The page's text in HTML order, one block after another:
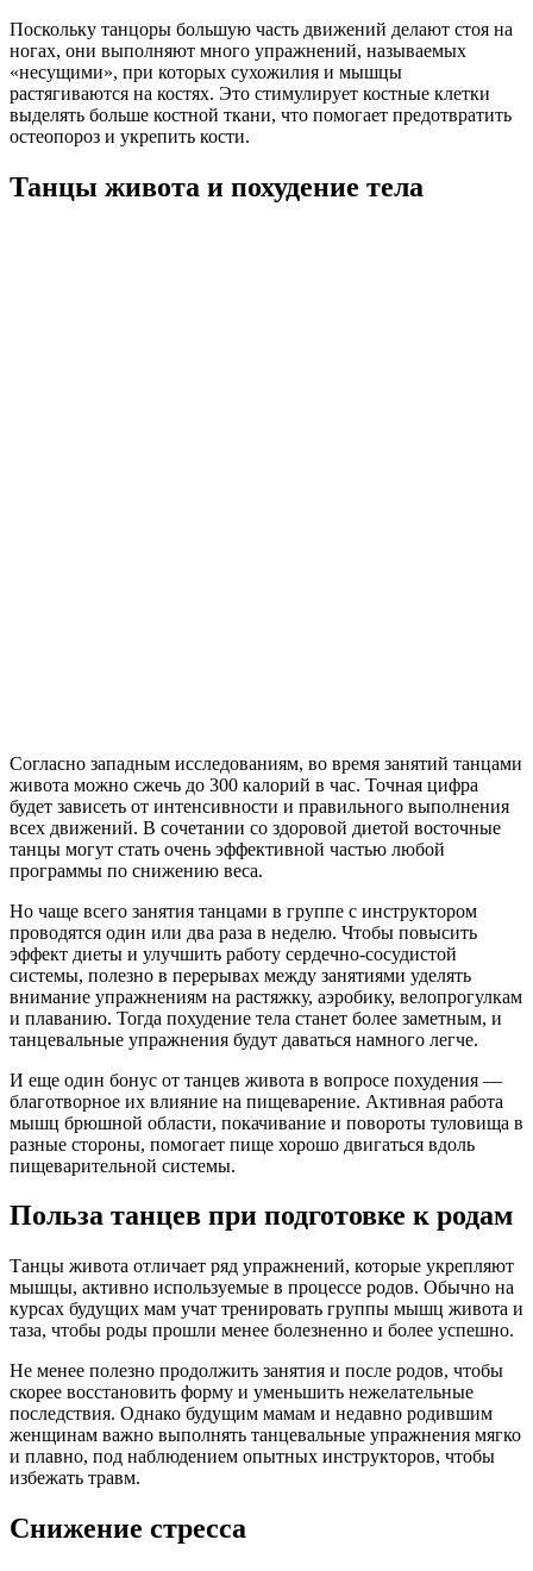
Поскольку танцоры большую часть движений делают стоя на
ногах, они выполняют много упражнений, называемых
«несущими», при которых сухожилия и мышцы
растягиваются на костях. Это стимулирует костные клетки
выделять больше костной ткани, что помогает предотвратить
остеопороз и укрепить кости.
Танцы живота и похудение тела
Согласно западным исследованиям, во время занятий танцами
живота можно сжечь до 300 калорий в час. Точная цифра
будет зависеть от интенсивности и правильного выполнения
всех движений. В сочетании со здоровой диетой восточные
танцы могут стать очень эффективной частью любой
программы по снижению веса.
Но чаще всего занятия танцами в группе с инструктором
проводятся один или два раза в неделю. Чтобы повысить
эффект диеты и улучшить работу сердечно-сосудистой
системы, полезно в перерывах между занятиями уделять
внимание упражнениям на растяжку, аэробику, велопрогулкам
и плаванию. Тогда похудение тела станет более заметным, и
танцевальные упражнения будут даваться намного легче.
И еще один бонус от танцев живота в вопросе похудения —
благотворное их влияние на пищеварение. Активная работа
мышц брюшной области, покачивание и повороты туловища в
разные стороны, помогает пище хорошо двигаться вдоль
пищеварительной системы.
Польза танцев при подготовке к родам
Танцы живота отличает ряд упражнений, которые укрепляют
мышцы, активно используемые в процессе родов. Обычно на
курсах будущих мам учат тренировать группы мышц живота и
таза, чтобы роды прошли менее болезненно и более успешно.
Не менее полезно продолжить занятия и после родов, чтобы
скорее восстановить форму и уменьшить нежелательные
последствия. Однако будущим мамам и недавно родившим
женщинам важно выполнять танцевальные упражнения мягко
и плавно, под наблюдением опытных инструкторов, чтобы
избежать травм.
Снижение стресса